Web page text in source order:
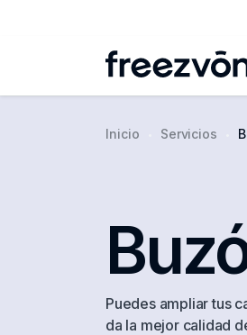
Inicio Servicios
Puedes ampliar tus
da la mejor calidad